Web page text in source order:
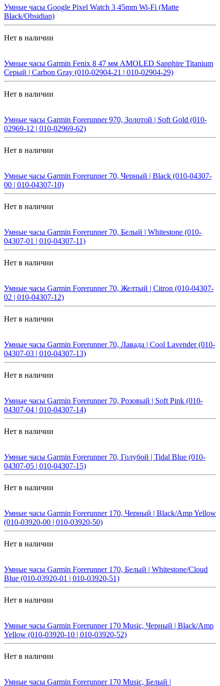
Умные часы Google Pixel Watch 3 45mm Wi-Fi (Matte
Black/Obsidian)
Нет в наличии
Умные часы Garmin Fenix 8 47 мм AMOLED Sapphire Titanium
Серый | Carbon Gray (010-02904-21 | 010-02904-29)
Нет в наличии
Умные часы Garmin Forerunner 970, Золотой | Soft Gold (010-
02969-12 | 010-02969-62)
Нет в наличии
Умные часы Garmin Forerunner 70, Черный | Black (010-04307-
00 | 010-04307-10)
Нет в наличии
Умные часы Garmin Forerunner 70, Белый | Whitestone (010-
04307-01 | 010-04307-11)
Нет в наличии
Умные часы Garmin Forerunner 70, Желтый | Citron (010-04307-
02 | 010-04307-12)
Нет в наличии
Умные часы Garmin Forerunner 70, Лавада | Cool Lavender (010-
04307-03 | 010-04307-13)
Нет в наличии
Умные часы Garmin Forerunner 70, Розовый | Soft Pink (010-
04307-04 | 010-04307-14)
Нет в наличии
Умные часы Garmin Forerunner 70, Голубой | Tidal Blue (010-
04307-05 | 010-04307-15)
Нет в наличии
Умные часы Garmin Forerunner 170, Черный | Black/Amp Yellow
(010-03920-00 | 010-03920-50)
Нет в наличии
Умные часы Garmin Forerunner 170, Белый | Whitestone/Cloud
Blue (010-03920-01 | 010-03920-51)
Нет в наличии
Умные часы Garmin Forerunner 170 Music, Черный | Black/Amp
Yellow (010-03920-10 | 010-03920-52)
Нет в наличии
Умные часы Garmin Forerunner 170 Music, Белый |